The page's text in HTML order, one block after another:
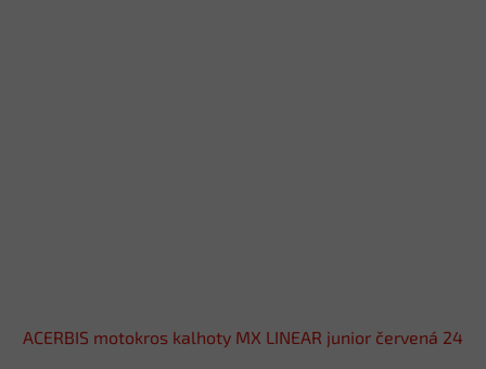
ACERBIS motokros kalhoty MX LINEAR junior červená 24